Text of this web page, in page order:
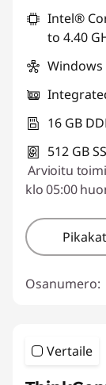
Intel®
to 4.40
Windows
16 GB
512 GB
Arvioitu
klo 05:00
Osanumero:
Vertaile